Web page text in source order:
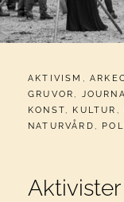
CATEGORIES:
AKTIVISM ,
GRUVOR ,
KONST, KULTUR ,
NATURVÅRD ,